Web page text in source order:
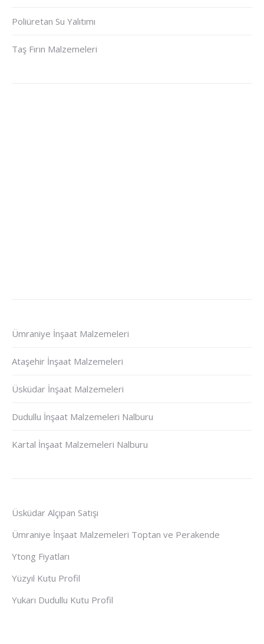
Poliüretan Su Yalıtımı
Taş Fırın Malzemeleri
Ümraniye İnşaat Malzemeleri
Ataşehir İnşaat Malzemeleri
Üsküdar İnşaat Malzemeleri
Dudullu İnşaat Malzemeleri Nalburu
Kartal İnşaat Malzemeleri Nalburu
Üsküdar Alçıpan Satışı
Ümraniye İnşaat Malzemeleri Toptan ve Perakende
Ytong Fiyatları
Yüzyıl Kutu Profil
Yukarı Dudullu Kutu Profil